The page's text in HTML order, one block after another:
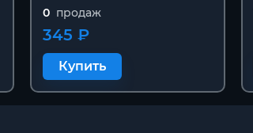
0 продаж
345 ₽
Купить